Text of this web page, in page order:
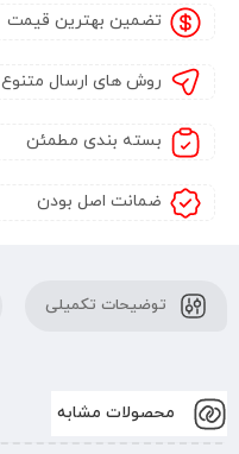
تضمین بهترین قیمت
روش های ارسال متنوع
بسته بندی مطمئن
ضمانت اصل بودن
توضیحات تکمیلی
محصولات مشابه